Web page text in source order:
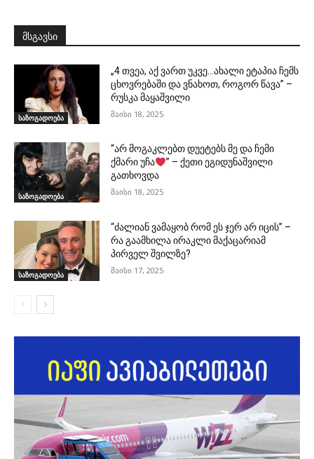
მსგავსი
საზოგადოება
„4 თვეა, აქ ვართ უკვე…ახალი ეტაპია ჩემს
ცხოვრებაში და ვნახოთ, როგორ წავა” –
რუსკა მაყაშვილი
მაისი 18, 2025
საზოგადოება
“არ მოგაკლებთ დუეტებს მე და ჩემი
ქმარი უჩა
” – ქეთი ეგიდუნაშვილი
გათხოვდა
მაისი 18, 2025
საზოგადოება
“ძალიან ვამაყობ რომ ეს ჯერ არ იცის” –
რა გაამხილა ირაკლი მაქაცარიამ
პირველ შვილზე?
მაისი 17, 2025